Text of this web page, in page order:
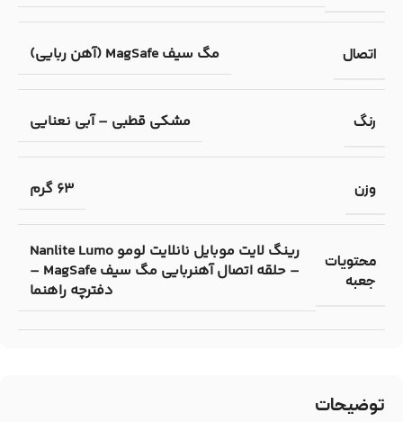
توضیحات
اتصال مگ سیف MagSafe (آهن ربایی)
رنگ مشکی قطبی – آبی نعنایی
وزن 63 گرم
محتویات
جعبه
رینگ لایت موبایل نانلایت لومو Nanlite Lumo
– حلقه اتصال آهنربایی مگ سیف MagSafe –
دفترچه راهنما